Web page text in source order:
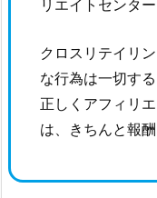
リエイトセンタ
クロスリテイリ
な行為は一切する
正しくアフィリ
は、きちんと報